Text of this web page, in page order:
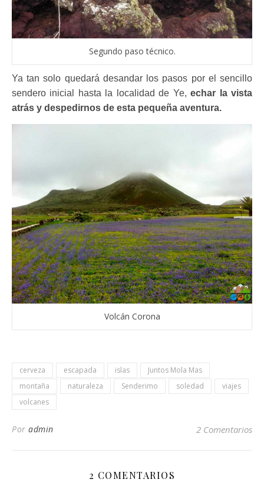
Segundo paso técnico.
Ya tan solo quedará desandar los pasos por el sencillo
sendero inicial hasta la localidad de Ye,echar la vista
atrás y despedirnos de esta pequeña aventura.
Volcán Corona
cerveza escapada islas
Juntos Mola Mas
montaña
naturaleza Senderimo soledad
viajes
volcanes
Por admin 2 Comentarios
2 COMENTARIOS